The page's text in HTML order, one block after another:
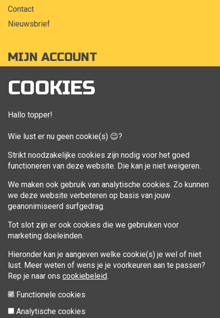
COOKIES
Hallo topper!
Wie lust er nu geen cookie(s) 😉?
Strikt noodzakelijke cookies zijn nodig voor het goed
functioneren van deze website. Die kan je niet weigeren.
We maken ook gebruik van analytische cookies. Zo kunnen
we deze website verbeteren op basis van jouw
geanonimiseerd surfgedrag.
Tot slot zijn er ook cookies die we gebruiken voor
marketing doeleinden.
Hieronder kan je aangeven welke cookie(s) je wel of niet
lust. Meer weten of wens je je voorkeuren aan te passen?
Rep je naar ons cookiebeleid.
Functionele cookies
Analytische cookies
Contact
Nieuwsbrief
MIJN ACCOUNT
Mijn account
Bestellingen
Aankoop beheren
VOLG MIJ
Facebook